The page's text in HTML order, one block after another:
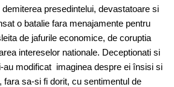
presedintelui, devastatoare si
o batalie fara menajamente pentru
de jafurile economice, de coruptia
intereselor nationale. Deceptionati si
modificat imaginea despre ei însisi si
sa-si fi dorit, cu sentimentul de